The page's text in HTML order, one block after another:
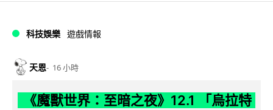
科技娛樂 遊戲情報
天恩 16 小時
《魔獸世界：至暗之夜》12.1 「烏拉特